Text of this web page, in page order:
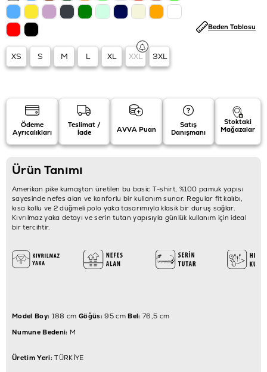
XS S M L XL XXL 3XL
Beden Tablosu
Ödeme
Ayrıcalıkları
Teslimat /
İade
AVVA Puan
Satış
Danışmanı
Stoktaki
Mağazalar
Ürün Tanımı
Amerikan pike kumaştan üretilen bu basic T-shirt, %100 pamuk yapısı
sayesinde nefes alan ve konforlu bir kullanım sunar. Regular fit kalıbı,
kısa kollu ve 2 düğmeli polo yaka tasarımıyla klasik bir duruş sağlar.
Kıvrılmaz yaka detayı ve serin tutan yapısıyla günlük kullanım için ideal
bir tercihtir.
Model Boy: 188 cm Göğüs:95 cmBel: 76,5 cm
Numune Bedeni: M
Üretim Yeri:TÜRKİYE